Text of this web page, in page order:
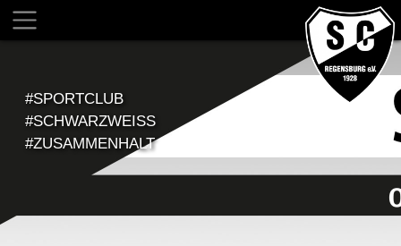
#SPORTCLUB
#SCHWARZWEISS
#ZUSAMMENHALT